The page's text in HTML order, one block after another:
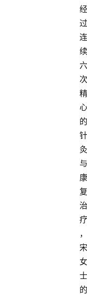
经
过
连
续
六
次
精
心
的
针
灸
与
康
复
治
疗
，
宋
女
士
的